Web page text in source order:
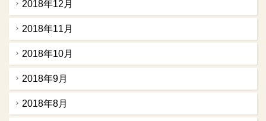
2018年12月
2018年11月
2018年10月
2018年9月
2018年8月